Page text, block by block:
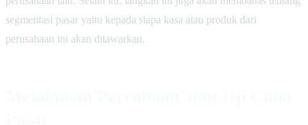
segmentasi pasar yaitu kepada siapa kasa atau produk dari
perusahaan ini akan ditawarkan.